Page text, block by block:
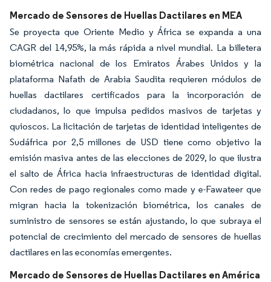
Mercado de Sensores de Huellas Dactilares en MEA
Se proyecta que Oriente Medio y África se expanda a una
CAGR del 14,95%, la más rápida a nivel mundial. La billetera
biométrica nacional de los Emiratos Árabes Unidos y la
plataforma Nafath de Arabia Saudita requieren módulos de
huellas dactilares certificados para la incorporación de
ciudadanos, lo que impulsa pedidos masivos de tarjetas y
quioscos. La licitación de tarjetas de identidad inteligentes de
Sudáfrica por 2,5 millones de USD tiene como objetivo la
emisión masiva antes de las elecciones de 2029, lo que ilustra
el salto de África hacia infraestructuras de identidad digital.
Con redes de pago regionales como made y e-Fawateer que
migran hacia la tokenización biométrica, los canales de
suministro de sensores se están ajustando, lo que subraya el
potencial de crecimiento del mercado de sensores de huellas
dactilares en las economías emergentes.
Mercado de Sensores de Huellas Dactilares en América